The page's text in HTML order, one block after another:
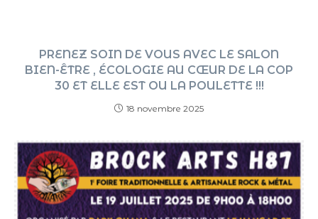
PRENEZ SOIN DE VOUS AVEC LE SALON
BIEN-ÊTRE , ÉCOLOGIE AU CŒUR DE LA COP
30 ET ELLE EST OU LA POULETTE !!!
18 novembre 2025